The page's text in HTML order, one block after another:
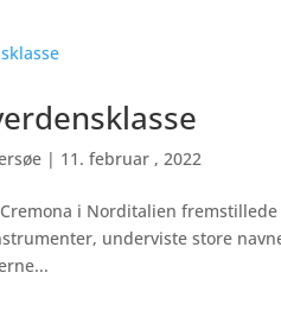
| 11. februar , 2022
i Norditalien
underviste store